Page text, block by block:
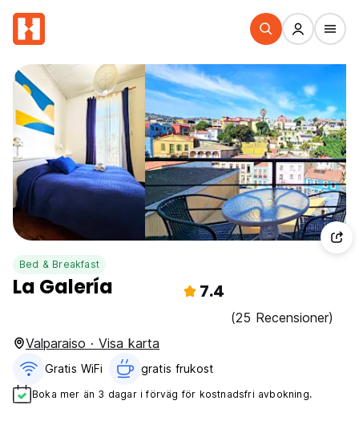
Bed & Breakfast
La Galería 7.4
(25 Recensioner)
Valparaiso · Visa karta
Gratis WiFi gratis frukost‎
Boka mer än 3 dagar i förväg för kostnadsfri avbokning.